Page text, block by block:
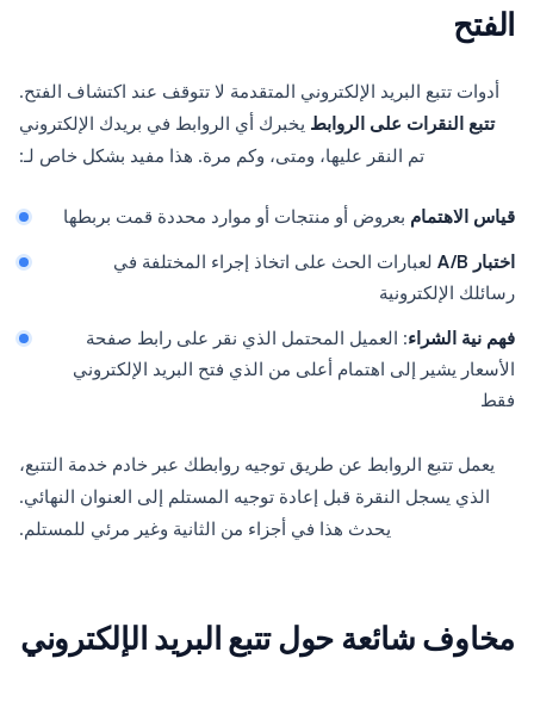
الفتح
أدوات تتبع البريد الإلكتروني المتقدمة لا تتوقف عند اكتشاف الفتح.
تتبع النقرات على الروابط يخبرك أي الروابط في بريدك الإلكتروني
تم النقر عليها، ومتى، وكم مرة. هذا مفيد بشكل خاص لـ:
قياس الاهتمام بعروض أو منتجات أو موارد محددة قمت بربطها
اختبار A/B
لعبارات الحث على اتخاذ إجراء المختلفة في
رسائلك الإلكترونية
فهم نية الشراء: العميل المحتمل الذي نقر على رابط صفحة
الأسعار يشير إلى اهتمام أعلى من الذي فتح البريد الإلكتروني
فقط
يعمل تتبع الروابط عن طريق توجيه روابطك عبر خادم خدمة التتبع،
الذي يسجل النقرة قبل إعادة توجيه المستلم إلى العنوان النهائي.
يحدث هذا في أجزاء من الثانية وغير مرئي للمستلم.
مخاوف شائعة حول تتبع البريد الإلكتروني